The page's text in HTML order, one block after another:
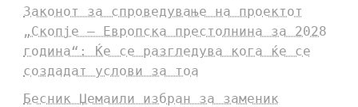
Законот за спроведување на проектот
„Скопје – Европска престолнина за 2028
година“: Ќе се разгледува кога ќе се
создадат услови за тоа
Бесник Џемаили избран за заменик